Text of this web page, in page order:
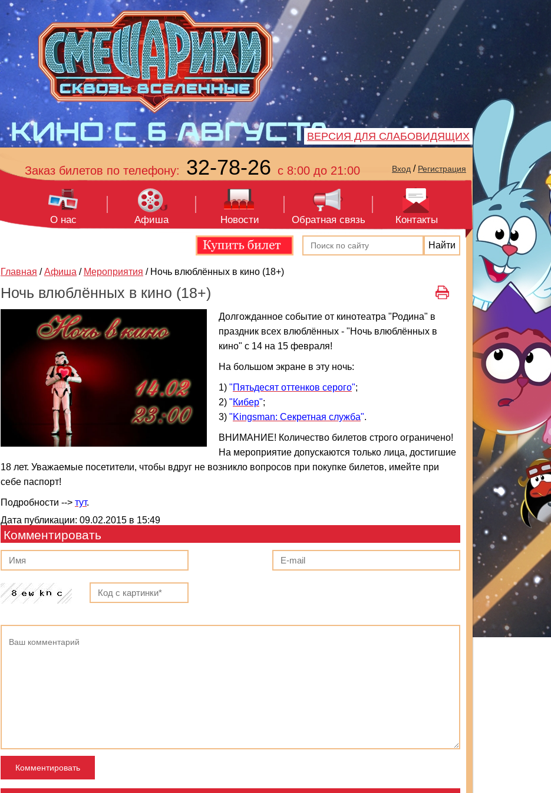
ВЕРСИЯ ДЛЯ СЛАБОВИДЯЩИХ
Заказ билетов по телефону: 32-78-26 с 8:00 до 21:00 Вход / Регистрация
О нас Афиша Новости Обратная связь Контакты
Главная / Афиша / Мероприятия / Ночь влюблённых в кино (18+)
Ночь влюблённых в кино (18+)
Долгожданное событие от кинотеатра "Родина" в
праздник всех влюблённых - "Ночь влюблённых в
кино" с 14 на 15 февраля!
На большом экране в эту ночь:
1) "Пятьдесят оттенков серого";
2) "Кибер";
3) "Kingsman: Секретная служба".
ВНИМАНИЕ! Количество билетов строго ограничено!
На мероприятие допускаются только лица, достигшие
18 лет. Уважаемые посетители, чтобы вдруг не возникло вопросов при покупке билетов, имейте при
себе паспорт!
Подробности --> тут.
Дата публикации: 09.02.2015 в 15:49
Комментировать